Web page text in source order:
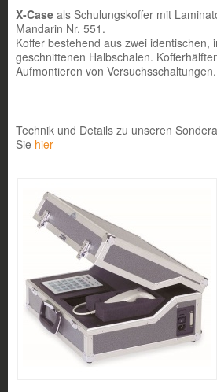
X-Case als Schulungskoffer mit
Mandarin Nr. 551.
Koffer bestehend aus zwei identischen,
geschnittenen Halbschalen.
Aufmontieren von Versuchsschaltungen.
Technik und Details zu unseren
Sie hier